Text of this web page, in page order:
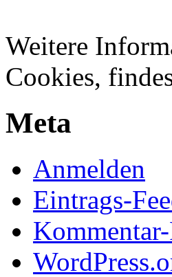
Weitere
Cookies,
Meta
Anmelden
Eintrags-